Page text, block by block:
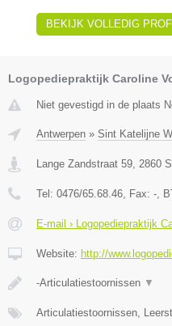
BEKIJK VOLLEDIG
Logopediepraktijk Caroline
Niet gevestigd in de plaats
Antwerpen » Sint Katelijne
Lange Zandstraat 59, 2860
Tel: 0476/65.68.46, Fax: -,
E-mail › Logopediepraktijk
Website: http://
-Articulatiestoornissen ▼
Articulatiestoornissen,